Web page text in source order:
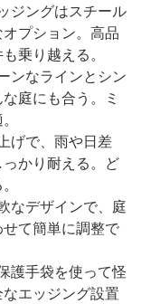
ジングはスチール
プション。高品
乗り越える。
ンなラインとシン
庭にも合う。ミ
げで、雨や日差
かり耐える。ど
なデザインで、庭
て簡単に調整で
護手袋を使って怪
エッジング設置